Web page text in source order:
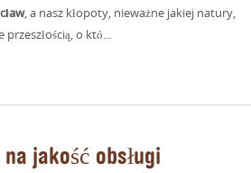
, a nasz kłopoty, nieważne jakiej natury,
o któ...
jakość obsługi